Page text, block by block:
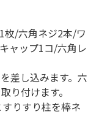
枚/六角ネジ2本/ワ
ャップ1コ/六角レ
差し込みます。六
り付けます。
りすり柱を棒ネ